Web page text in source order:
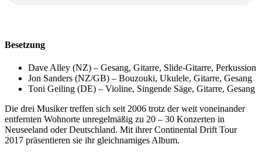
Besetzung
Dave Alley (NZ) – Gesang, Gitarre, Slide-Gitarre, Perkussion
Jon Sanders (NZ/GB) – Bouzouki, Ukulele, Gitarre, Gesang
Toni Geiling (DE) – Violine, Singende Säge, Gitarre, Gesang
Die drei Musiker treffen sich seit 2006 trotz der weit voneinander
entfernten Wohnorte unregelmäßig zu 20 – 30 Konzerten in
Neuseeland oder Deutschland. Mit ihrer Continental Drift Tour
2017 präsentieren sie ihr gleichnamiges Album.